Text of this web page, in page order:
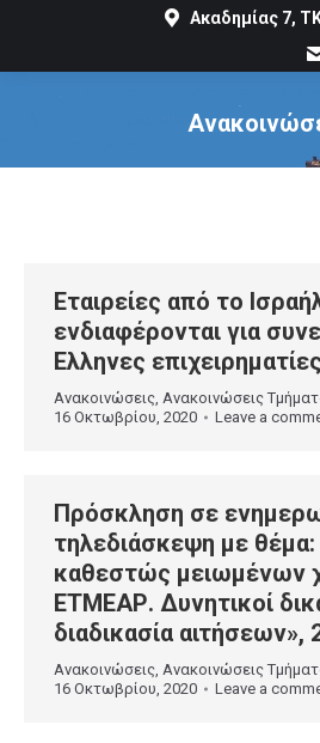
Ακαδημίας 7,
You
Εταιρείες από το
ενδιαφέρονται για
Ελληνες
Ανακοινώσεις, Ανακοινώσεις
16 Οκτωβρίου, 2020
Leave a
Πρόσκληση σε
τηλεδιάσκεψη με
καθεστώς μειωμένων
ΕΤΜΕΑΡ. Δυνητικοί
διαδικασία αιτήσεων»,
Ανακοινώσεις, Ανακοινώσεις
16 Οκτωβρίου, 2020
Leave a